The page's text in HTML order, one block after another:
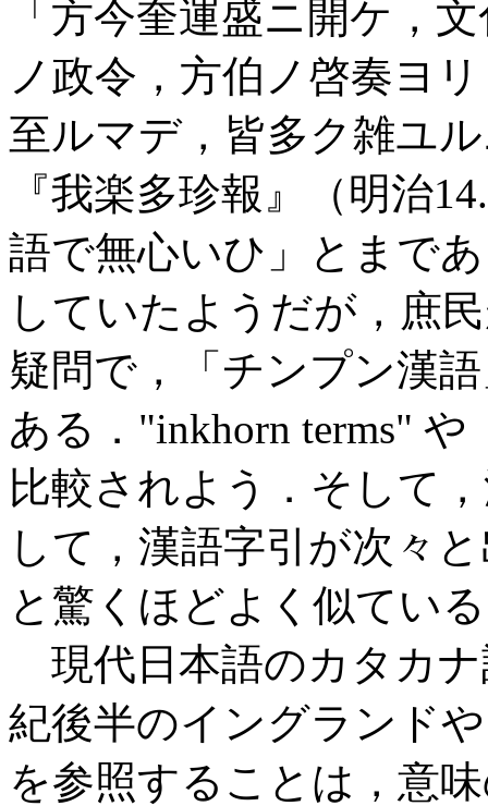
「方今奎運盛ニ開ケ，
ノ政令，方伯ノ啓奏ヨ
至ルマデ，皆多ク雑ユ
『我楽多珍報』（明治
語で無心いひ」とまで
していたようだが，庶
疑問で，「チンプン漢
ある．"inkhorn terms"
比較されよう．そして
して，漢語字引が次々
と驚くほどよく似てい
現代日本語のカタカナ
紀後半のイングランド
を参照することは，意